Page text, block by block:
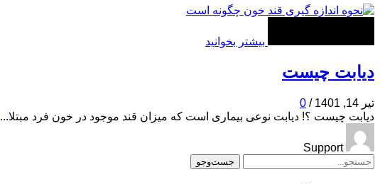
بیشتر بخوانید
دیابت چیست
تیر 14, 1401 /
0
دیابت چیست ؟! دیابت نوعی بیماری است که میزان قند موجود در خون فرد مبتلا...
Support
جست‌وجو